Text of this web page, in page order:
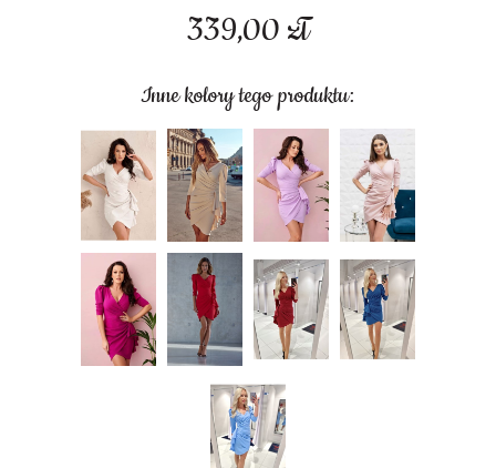
339,00 zł
Inne kolory tego produktu: